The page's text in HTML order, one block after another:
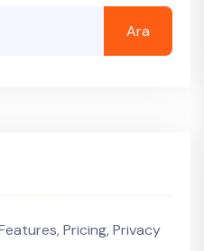
Ara
Pricing, Privacy